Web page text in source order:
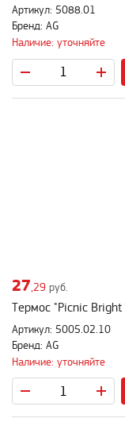
Артикул: 5088.01
Бренд: AG
Наличие: уточняйте
27 ,29 руб.
Термос "Picnic
Артикул: 5005.02.10
Бренд: AG
Наличие: уточняйте